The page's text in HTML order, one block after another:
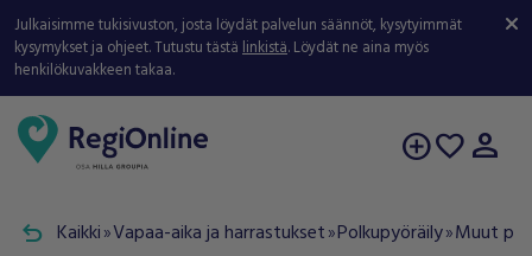
Julkaisimme tukisivuston, josta löydät palvelun säännöt, kysytyimmät
kysymykset ja ohjeet. Tutustu tästälinkistä. Löydät ne aina myös
henkilökuvakkeen takaa.
add_circlefavorite person
undo Kaikki double_arrowVapaa-aika ja harrastukset double_arrowPolkupyöräily double_arrow Muut